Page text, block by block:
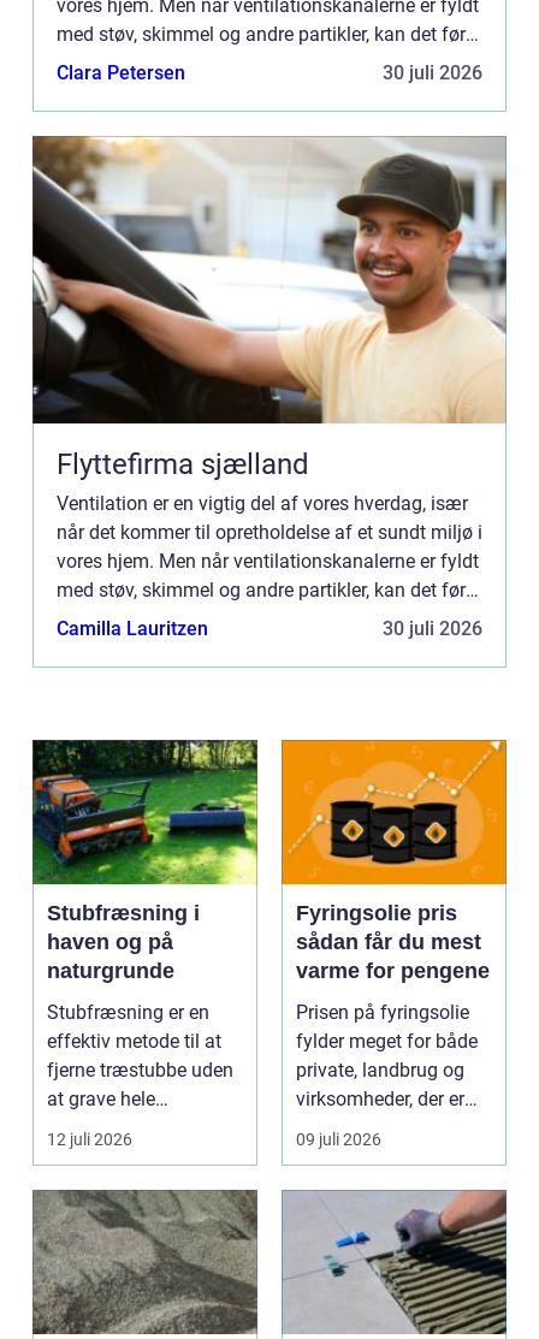
vores hjem. Men når ventilationskanalerne er fyldt
med støv, skimmel og andre partikler, kan det føre
til ...
Clara Petersen 30 juli 2026
Flyttefirma sjælland
Ventilation er en vigtig del af vores hverdag, især
når det kommer til opretholdelse af et sundt miljø i
vores hjem. Men når ventilationskanalerne er fyldt
med støv, skimmel og andre partikler, kan det føre
til ...
Camilla Lauritzen 30 juli 2026
Stubfræsning i
haven og på
naturgrunde
Stubfræsning er en
effektiv metode til at
fjerne træstubbe uden
at grave hele
rodsystemet op.
Metode...
12 juli 2026
Fyringsolie pris
sådan får du mest
varme for pengene
Prisen på fyringsolie
fylder meget for både
private, landbrug og
virksomheder, der er
afhængige af o...
09 juli 2026